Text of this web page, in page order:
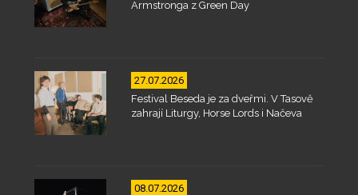
Armstronga z Green Day
27.07.2026
Festival Beseda je za dveřmi. V Tasově
zahrají Liturgy, Horse Lords i Načeva
08.07.2026